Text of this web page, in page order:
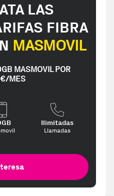
LAS
FIBRA
MASMOVIL
MASMOVIL POR
MES
Ilimitadas
Llamadas